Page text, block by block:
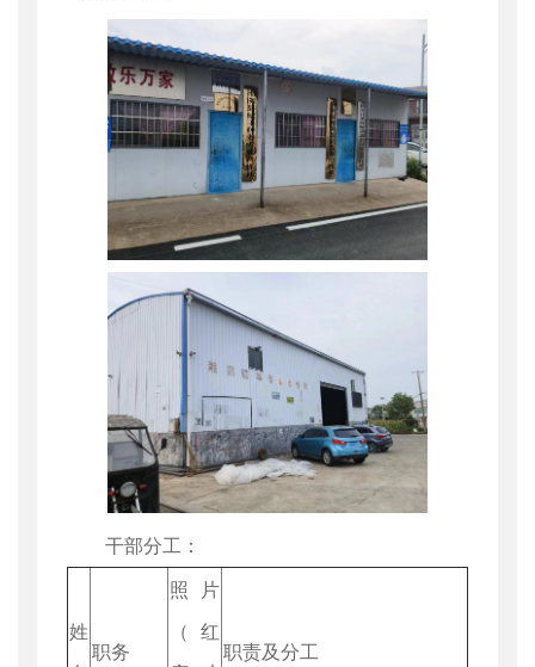
干部分工：
姓
职务
照片
（红
职责及分工